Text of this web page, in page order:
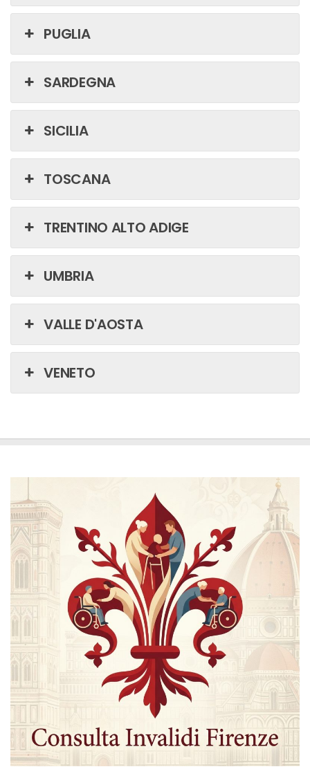
PUGLIA
SARDEGNA
SICILIA
TOSCANA
TRENTINO ALTO ADIGE
UMBRIA
VALLE D'AOSTA
VENETO